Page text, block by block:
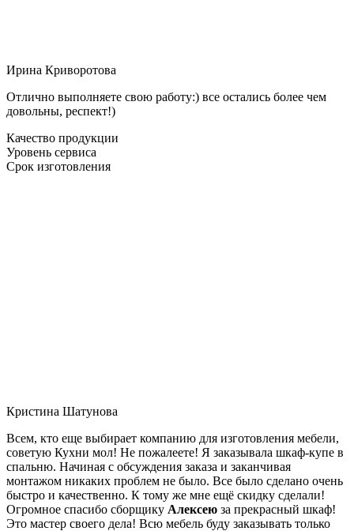
Ирина Криворотова
Отлично выполняете свою работу:) все остались более чем
довольны, респект!)
Качество продукции
Уровень сервиса
Срок изготовления
Кристина Шатунова
Всем, кто еще выбирает компанию для изготовления мебели,
советую Кухни мол! Не пожалеете! Я заказывала шкаф-купе в
спальню. Начиная с обсуждения заказа и заканчивая
монтажом никаких проблем не было. Все было сделано очень
быстро и качественно. К тому же мне ещё скидку сделали!
Огромное спасибо сборщику Алексею за прекрасный шкаф!
Это мастер своего дела! Всю мебель буду заказывать только